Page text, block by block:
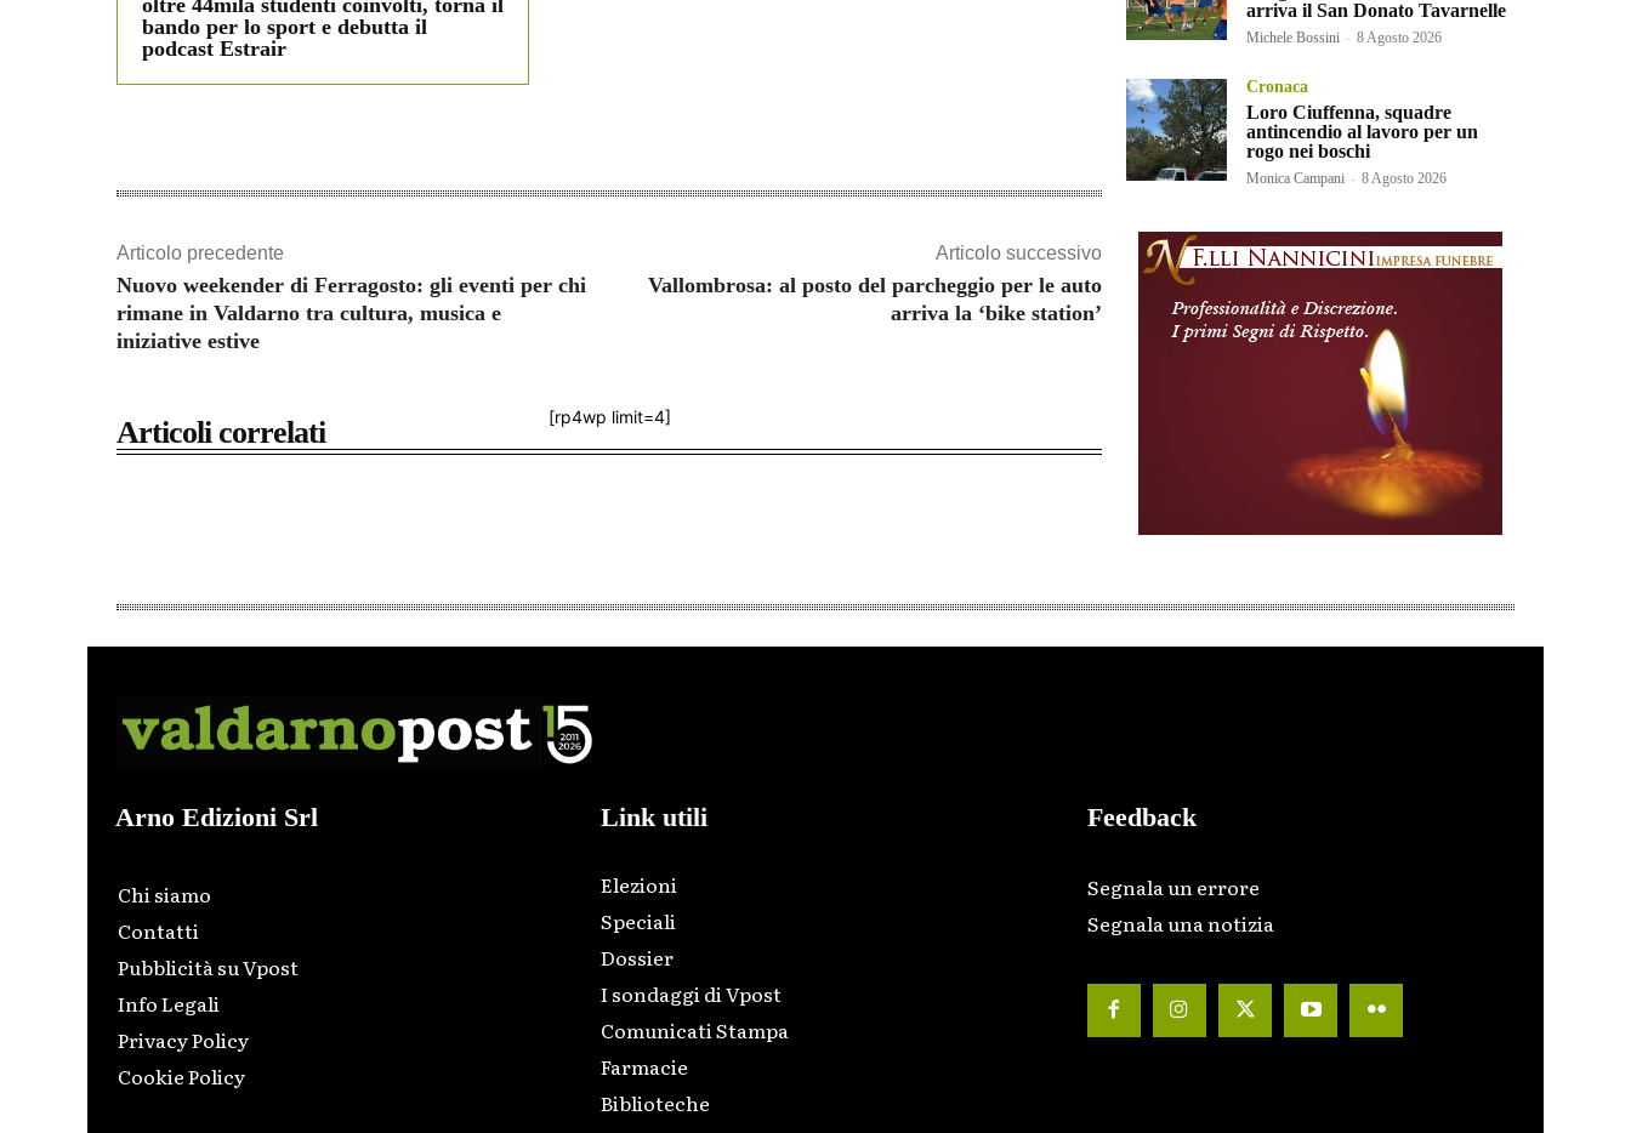
oltre 44mila studenti coinvolti, torna il
bando per lo sport e debutta il
podcast Estrair
Articolo precedente
Nuovo weekender di Ferragosto: gli eventi per chi
rimane in Valdarno tra cultura, musica e
iniziative estive
Articolo successivo
Vallombrosa: al posto del parcheggio per le auto
arriva la ‘bike station’
[rp4wp limit=4]
Articoli correlati
arriva il San Donato Tavarnelle
Michele Bossini - 8 Agosto 2026
Cronaca
Loro Ciuffenna, squadre
antincendio al lavoro per un
rogo nei boschi
Monica Campani - 8 Agosto 2026
Arno Edizioni Srl
Chi siamo
Contatti
Pubblicità su Vpost
Info Legali
Privacy Policy
Cookie Policy
Link utili
Elezioni
Speciali
Dossier
I sondaggi di Vpost
Comunicati Stampa
Farmacie
Biblioteche
Feedback
Segnala un errore
Segnala una notizia